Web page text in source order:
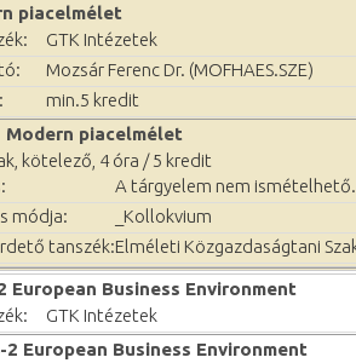
piacelmélet
GTK Intézetek
Mozsár Ferenc Dr. (MOFHAES.SZE)
min.5 kredit
Modern piacelmélet
kötelező, 4 óra / 5 kredit
A tárgyelem nem ismételhető.
módja:
_Kollokvium
tanszék:Elméleti Közgazdaságtani
European Business Environment
GTK Intézetek
2 European Business Environment